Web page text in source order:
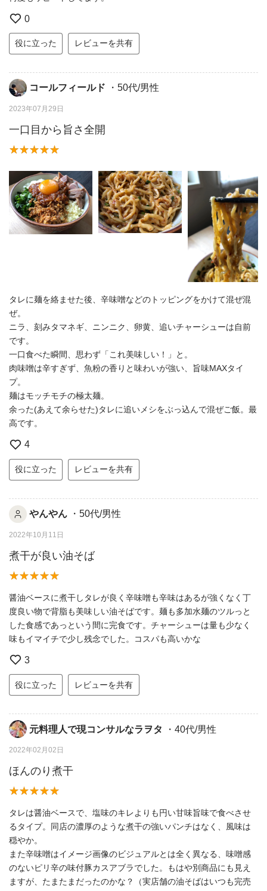
0
役に立った レビューを共有
コールフィールド ・50代/男性
2023年07月29日
一口目から旨さ全開
タレに麺を絡ませた後、辛味噌などのトッピングをかけて混ぜ混
ぜ。
ニラ、刻みタマネギ、ニンニク、卵黄、追いチャーシューは自前
です。
一口食べた瞬間、思わず「これ美味しい！」と。
肉味噌は辛すぎず、魚粉の香りと味わいが強い、旨味MAXタイ
プ。
麺はモッチモチの極太麺。
余った(あえて余らせた)タレに追いメシをぶっ込んで混ぜご飯。最
高です。
4
役に立った レビューを共有
やんやん ・50代/男性
2022年10月11日
煮干が良い油そば
醤油ベースに煮干しタレが良く辛味噌も辛味はあるが強くなく丁
度良い物で背脂も美味しい油そばです。麺も多加水麺のツルっと
した食感であっという間に完食です。チャーシューは量も少なく
味もイマイチで少し残念でした。コスパも高いかな
3
役に立った レビューを共有
元料理人で現コンサルなラヲタ ・40代/男性
2022年02月02日
ほんのり煮干
タレは醤油ベースで、塩味のキレよりも円い甘味旨味で食べさせ
るタイプ。同店の濃厚のような煮干の強いパンチはなく、風味は
穏やか。
また辛味噌はイメージ画像のビジュアルとは全く異なる、味噌感
のないピリ辛の味付豚カスアブラでした。もはや別商品にも見え
ますが、たまたまだったのかな？（実店舗の油そばはいつも完売